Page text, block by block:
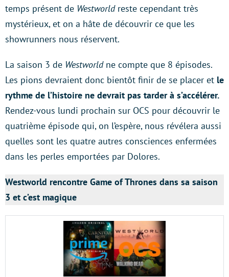
temps présent de Westworld reste cependant très
mystérieux, et on a hâte de découvrir ce que les
showrunners nous réservent.
La saison 3 de Westworld ne compte que 8 épisodes.
Les pions devraient donc bientôt finir de se placer et le
rythme de l’histoire ne devrait pas tarder à s’accélérer.
Rendez-vous lundi prochain sur OCS pour découvrir le
quatrième épisode qui, on l’espère, nous révélera aussi
quelles sont les quatre autres consciences enfermées
dans les perles emportées par Dolores.
Westworld rencontre Game of Thrones dans sa saison
3 et c’est magique